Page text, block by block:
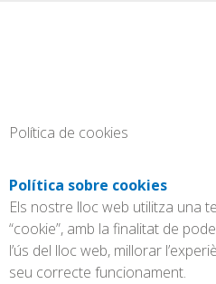
Política de cookies
Política sobre cookies
Els nostre lloc web utilitza una
“cookie”, amb la finalitat de
l’ús del lloc web, millorar
seu correcte funcionament.